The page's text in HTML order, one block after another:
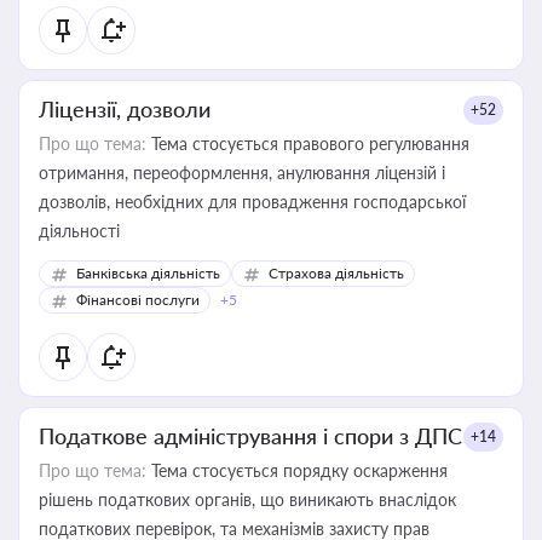
Ліцензії, дозволи +52
Про що тема: Тема стосується правового регулювання
отримання, переоформлення, анулювання ліцензій і
дозволів, необхідних для провадження господарської
діяльності
Банківська діяльність
Страхова діяльність
Фінансові послуги
+5
Податкове адміністрування і спори з ДПС +14
Про що тема: Тема стосується порядку оскарження
рішень податкових органів, що виникають внаслідок
податкових перевірок, та механізмів захисту прав